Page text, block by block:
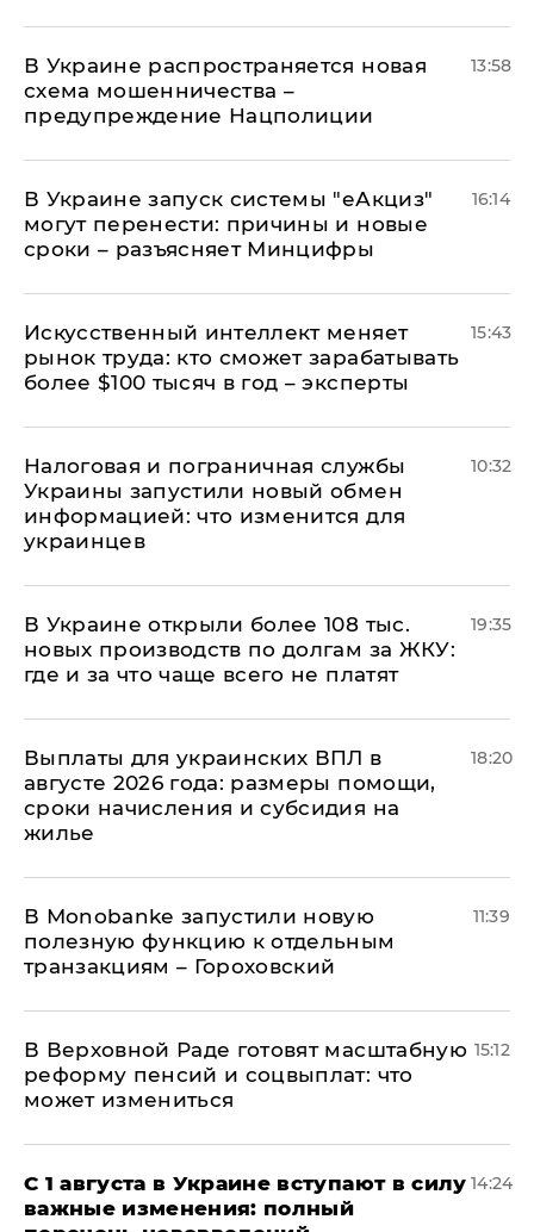
В Украине распространяется новая
схема мошенничества –
предупреждение Нацполиции
13:58
В Украине запуск системы "еАкциз"
могут перенести: причины и новые
сроки – разъясняет Минцифры
16:14
Искусственный интеллект меняет
рынок труда: кто сможет зарабатывать
более $100 тысяч в год – эксперты
15:43
Налоговая и пограничная службы
Украины запустили новый обмен
информацией: что изменится для
украинцев
10:32
В Украине открыли более 108 тыс.
новых производств по долгам за ЖКУ:
где и за что чаще всего не платят
19:35
Выплаты для украинских ВПЛ в
августе 2026 года: размеры помощи,
сроки начисления и субсидия на
жилье
18:20
В Мonobankе запустили новую
полезную функцию к отдельным
транзакциям – Гороховский
11:39
В Верховной Раде готовят масштабную
реформу пенсий и соцвыплат: что
может измениться
15:12
С 1 августа в Украине вступают в силу
важные изменения: полный
14:24